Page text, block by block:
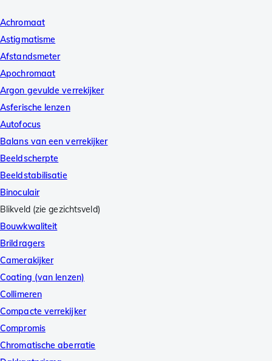
Achromaat
Astigmatisme
Afstandsmeter
Apochromaat
Argon gevulde verrekijker
Asferische lenzen
Autofocus
Balans van een verrekijker
Beeldscherpte
Beeldstabilisatie
Binoculair
Blikveld (zie gezichtsveld)
Bouwkwaliteit
Brildragers
Camerakijker
Coating (van lenzen)
Collimeren
Compacte verrekijker
Compromis
Chromatische aberratie